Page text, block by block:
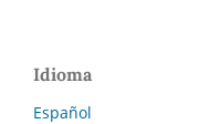
Idioma
Español